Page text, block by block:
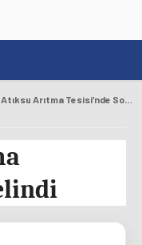
Ilgın Atıksu Arıtma Tesisi’nde Sona Gelindi